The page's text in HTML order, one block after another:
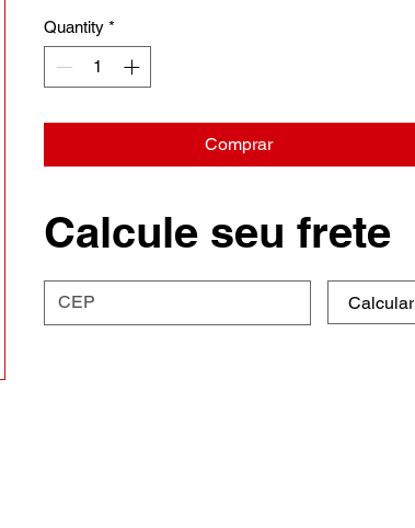
Quantity *
Comprar
Calcule seu frete
Calcular